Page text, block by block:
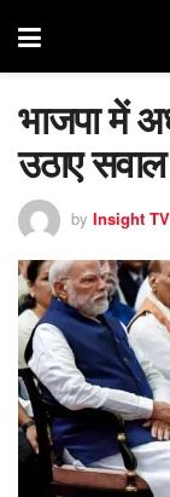
भाजपा में
उठाए सवाल
by Insight